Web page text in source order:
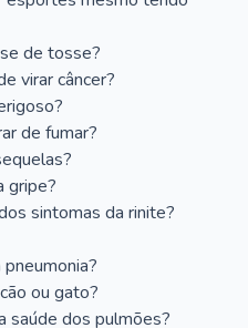
de tosse?
virar câncer?
de fumar?
gripe?
sintomas da rinite?
ou gato?
saúde dos pulmões?